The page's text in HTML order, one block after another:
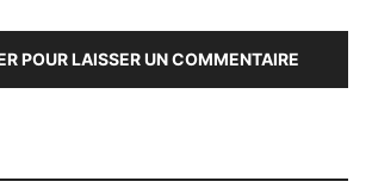
POUR LAISSER UN COMMENTAIRE